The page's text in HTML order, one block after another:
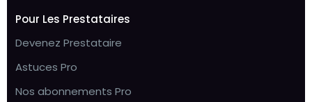
Pour Les Prestataires
Devenez Prestataire
Astuces Pro
Nos abonnements Pro